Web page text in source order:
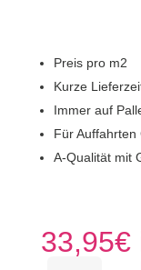
Preis pro m2
Kurze
Immer auf
Für Auffahrten
A-Qualität mit
33,95€